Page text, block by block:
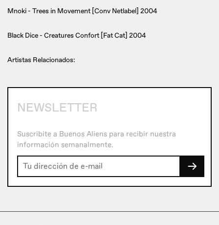
Mnoki - Trees in Movement [Conv Netlabel] 2004
Black Dice - Creatures Confort [Fat Cat] 2004
Artistas Relacionados:
NEWSLETTER
Suscribite a Buenos Aliens para recibir nuestra
información semanalmente.
→